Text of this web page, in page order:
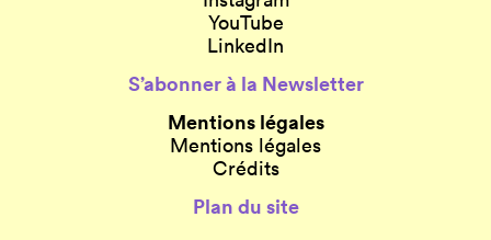
YouTube
LinkedIn
S’abonner à la Newsletter
Mentions légales
Mentions légales
Crédits
Plan du site